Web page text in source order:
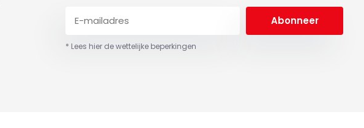
Abonneer
* Lees hier de wettelijke beperkingen